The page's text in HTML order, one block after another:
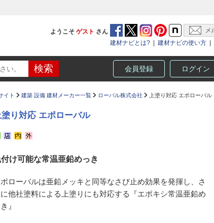
ようこそ ゲスト さん
建材ナビとは?
建材ナビの使い方
会員登録 ログイン
イト 建築 設備 建材メーカー一覧 ローバル株式会社 上塗り対応 エポローバル
り対応 エポローバル
け可能な常温亜鉛めっき
ローバルは亜鉛メッキと同等なさび止め効果を発揮し、さ
に他社塗料による上塗りにも対応する『エポキシ常温亜鉛め
』